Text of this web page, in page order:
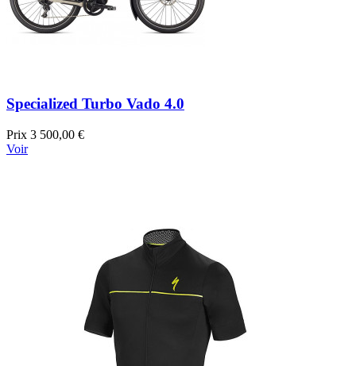
Specialized Turbo Vado 4.0
Prix 3 500,00 €
Voir